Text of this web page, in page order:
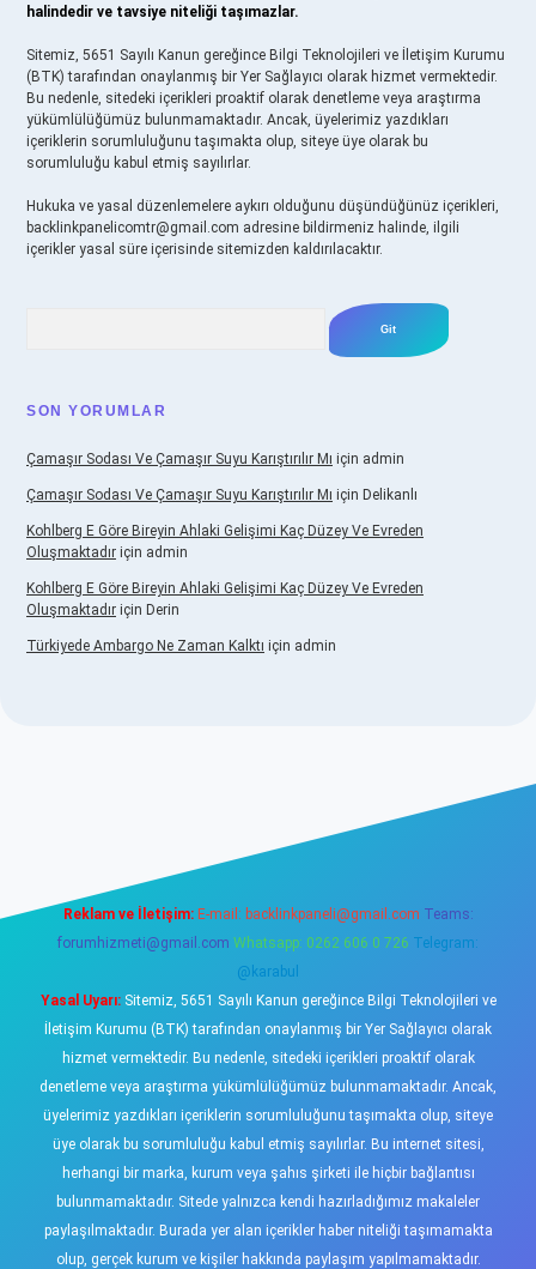
halindedir ve tavsiye niteliği taşımazlar.
Sitemiz, 5651 Sayılı Kanun gereğince Bilgi Teknolojileri ve İletişim Kurumu
(BTK) tarafından onaylanmış bir Yer Sağlayıcı olarak hizmet vermektedir.
Bu nedenle, sitedeki içerikleri proaktif olarak denetleme veya araştırma
yükümlülüğümüz bulunmamaktadır. Ancak, üyelerimiz yazdıkları
içeriklerin sorumluluğunu taşımakta olup, siteye üye olarak bu
sorumluluğu kabul etmiş sayılırlar.
Hukuka ve yasal düzenlemelere aykırı olduğunu düşündüğünüz içerikleri,
backlinkpanelicomtr@gmail.com adresine bildirmeniz halinde, ilgili
içerikler yasal süre içerisinde sitemizden kaldırılacaktır.
SON YORUMLAR
Çamaşır Sodası Ve Çamaşır Suyu Karıştırılır Mı için admin
Çamaşır Sodası Ve Çamaşır Suyu Karıştırılır Mı için Delikanlı
Kohlberg E Göre Bireyin Ahlaki Gelişimi Kaç Düzey Ve Evreden
Oluşmaktadır için admin
Kohlberg E Göre Bireyin Ahlaki Gelişimi Kaç Düzey Ve Evreden
Oluşmaktadır için Derin
Türkiyede Ambargo Ne Zaman Kalktı için admin
Reklam ve İletişim: E-mail: backlinkpaneli@gmail.com Teams:
forumhizmeti@gmail.com Whatsapp: 0262 606 0 726 Telegram:
@karabul
Yasal Uyarı:Sitemiz, 5651 Sayılı Kanun gereğince Bilgi Teknolojileri ve
İletişim Kurumu (BTK) tarafından onaylanmış bir Yer Sağlayıcı olarak
hizmet vermektedir. Bu nedenle, sitedeki içerikleri proaktif olarak
denetleme veya araştırma yükümlülüğümüz bulunmamaktadır. Ancak,
üyelerimiz yazdıkları içeriklerin sorumluluğunu taşımakta olup, siteye
üye olarak bu sorumluluğu kabul etmiş sayılırlar. Bu internet sitesi,
herhangi bir marka, kurum veya şahıs şirketi ile hiçbir bağlantısı
bulunmamaktadır. Sitede yalnızca kendi hazırladığımız makaleler
paylaşılmaktadır. Burada yer alan içerikler haber niteliği taşımamakta
olup, gerçek kurum ve kişiler hakkında paylaşım yapılmamaktadır.